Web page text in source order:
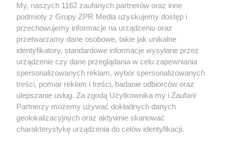
Żaden utwór zamieszczony w serwisie nie może być powielany i
rozpowszechniany lub dalej rozpowszechniany w jakikolwiek sposób (w
tym także elektroniczny lub mechaniczny) na jakimkolwiek polu
eksploatacji w jakiejkolwiek formie, włącznie z umieszczaniem w
Internecie bez pisemnej zgody właściciela praw. Jakiekolwiek użycie lub
wykorzystanie utworów w całości lub w części z naruszeniem prawa,
tzn. bez właściwej zgody, jest zabronione pod groźbą kary i może być
ścigane prawnie.
My, naszych 1162 zaufanych partnerów oraz inne
podmioty z Grupy ZPR Media uzyskujemy dostęp i
przechowujemy informacje na urządzeniu oraz
przetwarzamy dane osobowe, takie jak unikalne
identyfikatory, standardowe informacje wysyłane przez
urządzenie czy dane przeglądania w celu zapewniania
spersonalizowanych reklam, wybór spersonalizowanych
treści, pomiar reklam i treści, badanie odbiorców oraz
ulepszanie usług. Za zgodą Użytkownika my i Zaufani
Partnerzy możemy używać dokładnych danych
geolokalizacyjnych oraz aktywnie skanować
charakterystykę urządzenia do celów identyfikacji.